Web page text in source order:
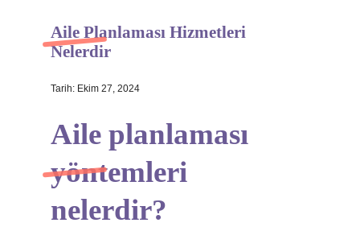
Hakkımızda
Aile Planlaması Hizmetleri
Nelerdir
Tarih: Ekim 27, 2024
Aile planlaması
yöntemleri
nelerdir?